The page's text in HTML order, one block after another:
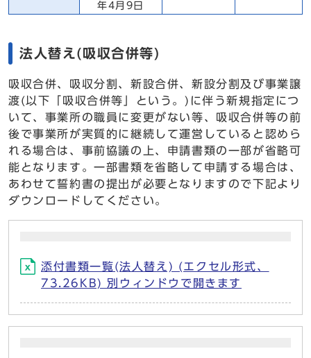
年4月9日
法人替え(吸収合併等)
吸収合併、吸収分割、新設合併、新設分割及び事業譲
渡(以下「吸収合併等」という。)に伴う新規指定につ
いて、事業所の職員に変更がない等、吸収合併等の前
後で事業所が実質的に継続して運営していると認めら
れる場合は、事前協議の上、申請書類の一部が省略可
能となります。一部書類を省略して申請する場合は、
あわせて誓約書の提出が必要となりますので下記より
ダウンロードしてください。
添付書類一覧(法人替え) (エクセル形式、
73.26KB) 別ウィンドウで開きます